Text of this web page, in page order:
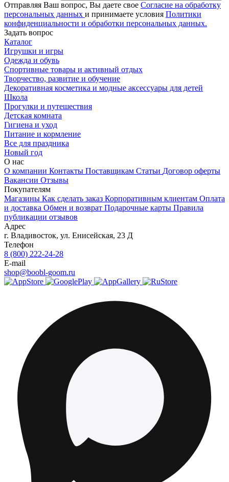
Отправляя Ваш вопрос, Вы даете свое Согласие на обработку
персональных данных и принимаете условия Политики
конфиденциальности и обработки персональных данных.
Задать вопрос
Каталог
Игрушки и игры
Одежда и обувь
Спортивные товары и активный отдых
Творчество, развитие и обучение
Декоративная косметика и модные аксессуары для детей
Школа
Прогулки и путешествия
Детская комната
Гигиена и уход
Питание и кормление
Все для праздника
Новый год
О нас
О компании Контакты Поставщикам Статьи Договор оферты
Вакансии Отзывы
Покупателям
Магазины Как сделать заказ Корпоративным клиентам Оплата
и доставка Обмен и возврат Подарочные карты Правила
публикации отзывов
Адрес
г. Владивосток, ул. Енисейская, 23 Д
Телефон
8 (800) 222-24-28
E-mail
shop@boobl-goom.ru